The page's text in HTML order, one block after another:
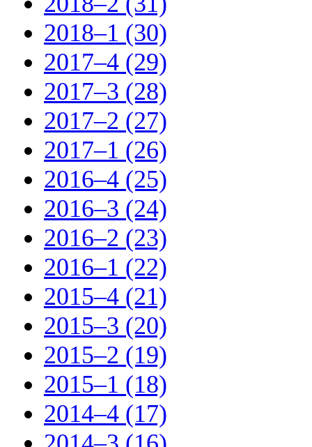
2018–1 (30)
2017–4 (29)
2017–3 (28)
2017–2 (27)
2017–1 (26)
2016–4 (25)
2016–3 (24)
2016–2 (23)
2016–1 (22)
2015–4 (21)
2015–3 (20)
2015–2 (19)
2015–1 (18)
2014–4 (17)